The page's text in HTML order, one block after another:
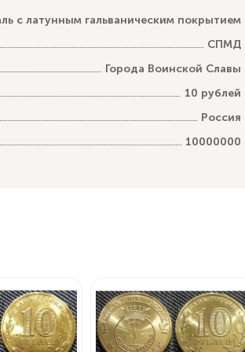
с латунным гальваническим покрытием
СПМД
Города Воинской Славы
10 рублей
Россия
10000000